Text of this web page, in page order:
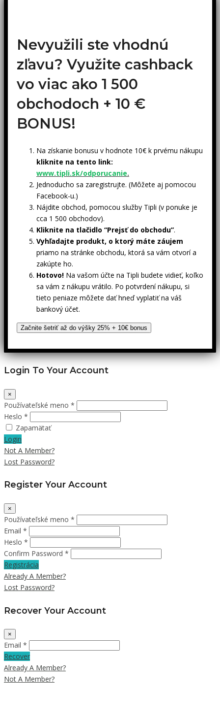
Nevyužili ste vhodnú
zľavu? Využite cashback
vo viac ako 1 500
obchodoch + 10 €
BONUS!
Na získanie bonusu v hodnote 10€ k prvému nákupu
kliknite na tento link:
www.tipli.sk/odporucanie.
Jednoducho sa zaregistrujte. (Môžete aj pomocou
Facebook-u.)
Nájdite obchod, pomocou služby Tipli (v ponuke je
cca 1 500 obchodov).
Kliknite na tlačidlo “Prejsť do obchodu”.
Vyhľadajte produkt, o ktorý máte záujem
priamo na stránke obchodu, ktorá sa vám otvorí a
zakúpte ho.
Hotovo! Na vašom účte na Tipli budete vidieť, koľko
sa vám z nákupu vrátilo. Po potvrdení nákupu, si
tieto peniaze môžete dať hneď vyplatiť na váš
bankový účet.
Začnite šetriť až do výšky 25% + 10€ bonus
Login To Your Account
×
Používateľské meno *
Heslo *
Zapamätať
Login
Not A Member?
Lost Password?
Register Your Account
×
Používateľské meno *
Email *
Heslo *
Confirm Password *
Registrácia
Already A Member?
Lost Password?
Recover Your Account
×
Email *
Recover
Already A Member?
Not A Member?